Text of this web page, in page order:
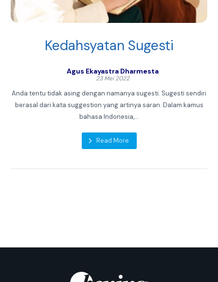
Kedahsyatan Sugesti
Agus Ekayastra Dharmesta
23 Mei 2022
Anda tentu tidak asing dengan namanya sugesti. Sugesti sendiri
berasal dari kata suggestion yang artinya saran. Dalam kamus
bahasa Indonesia,...
Read More